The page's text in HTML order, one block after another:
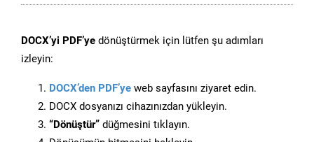
DOCX’yi PDF’ye dönüştürmek için lütfen şu adımları
izleyin:
DOCX’den PDF’ye web sayfasını ziyaret edin.
DOCX dosyanızı cihazınızdan yükleyin.
“Dönüştür” düğmesini tıklayın.